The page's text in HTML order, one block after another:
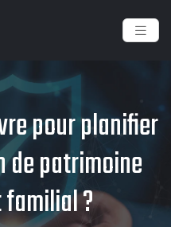
pour planifier
de patrimoine
?